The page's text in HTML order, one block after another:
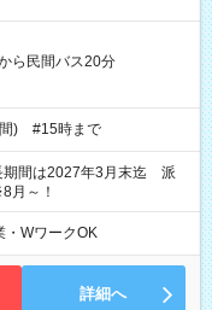
ら民間バス20分
) #15時まで
期間は2027年3月末迄 派
月～！
・WワークOK
詳細へ